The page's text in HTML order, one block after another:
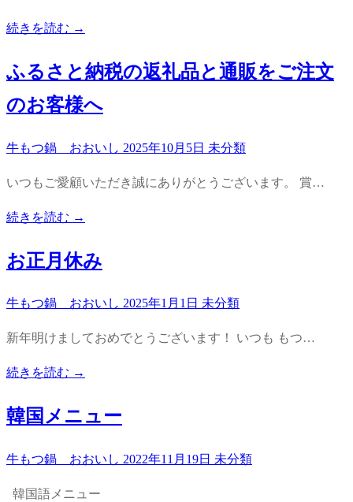
続きを読む →
ふるさと納税の返礼品と通販をご注文
のお客様へ
牛もつ鍋 おおいし 2025年10月5日 未分類
いつもご愛顧いただき誠にありがとうございます。 賞…
続きを読む →
お正月休み
牛もつ鍋 おおいし 2025年1月1日 未分類
新年明けましておめでとうございます！ いつも もつ…
続きを読む →
韓国メニュー
牛もつ鍋 おおいし 2022年11月19日 未分類
韓国語メニュー